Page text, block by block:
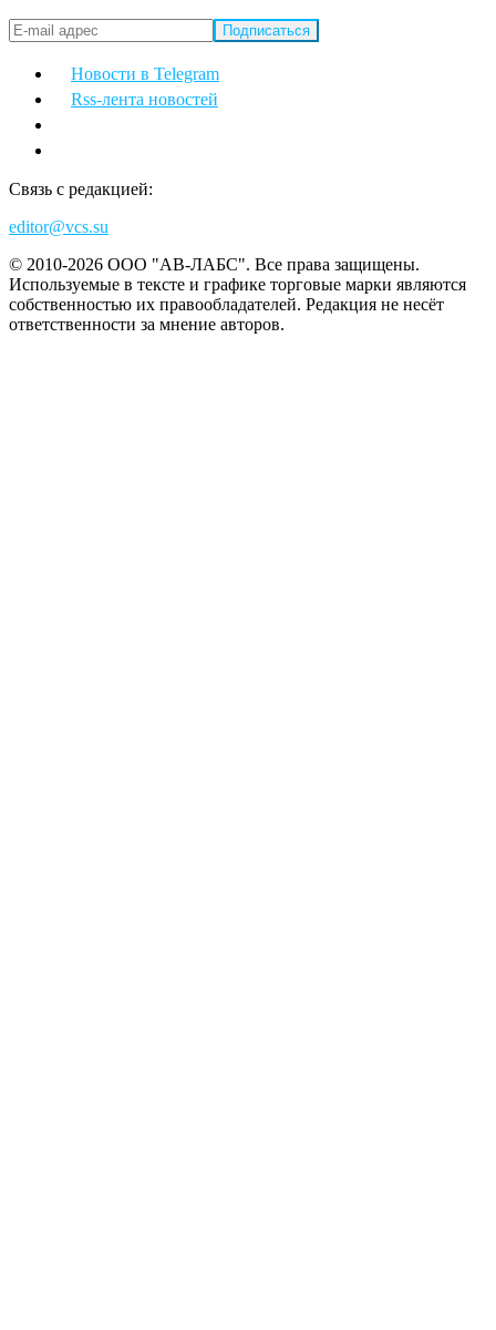
Новости в Telegram
Rss-лента новостей
Связь с редакцией:
editor@vcs.su
© 2010-2026 ООО "АВ-ЛАБС". Все права защищены.
Используемые в тексте и графике торговые марки являются
собственностью их правообладателей. Редакция не несёт
ответственности за мнение авторов.